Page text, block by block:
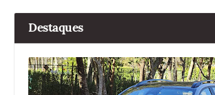
Destaques